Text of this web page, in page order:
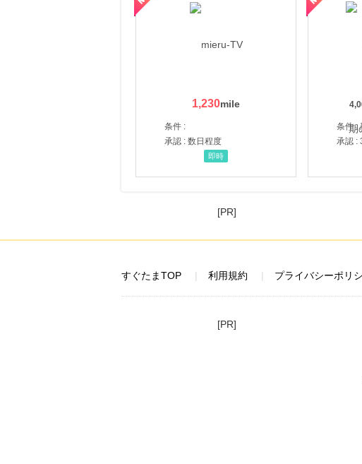
1,230
条件 :
承認 : 数日程度
即時
条件 :
承認 :
[PR]
すぐたまTOP 利用規約 プライバシーポリ
[PR]